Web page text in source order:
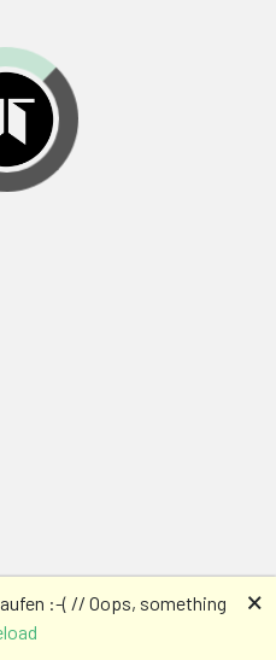
:-( // Oops, something
🗙